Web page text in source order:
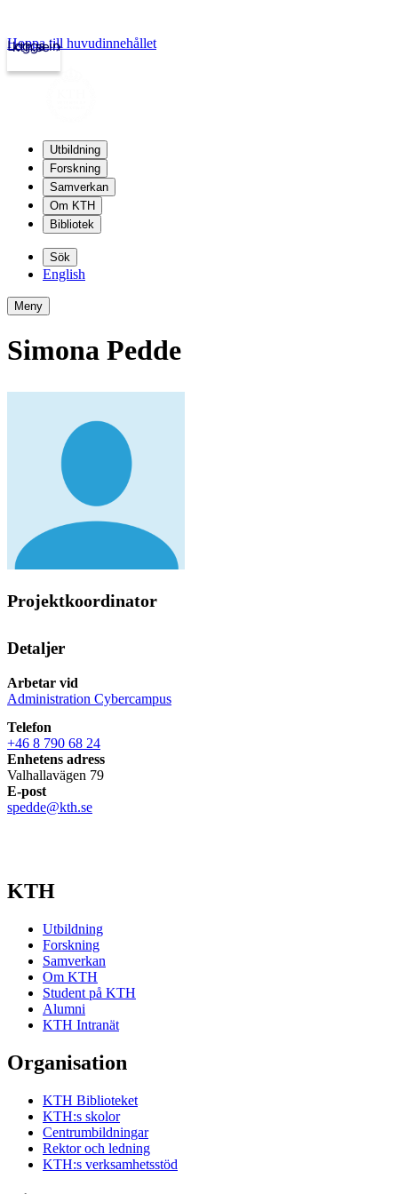
kth.se
Logga in
Hoppa till huvudinnehållet
Utbildning
Forskning
Samverkan
Om KTH
Bibliotek
Sök
English
Meny
Simona Pedde
Projektkoordinator
Detaljer
Arbetar vid
Administration Cybercampus
Telefon
+46 8 790 68 24
Enhetens adress
Valhallavägen 79
E-post
spedde@kth.se
KTH
Utbildning
Forskning
Samverkan
Om KTH
Student på KTH
Alumni
KTH Intranät
Organisation
KTH Biblioteket
KTH:s skolor
Centrumbildningar
Rektor och ledning
KTH:s verksamhetsstöd